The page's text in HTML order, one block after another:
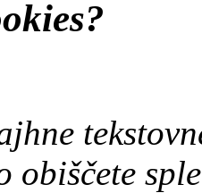
obiščete